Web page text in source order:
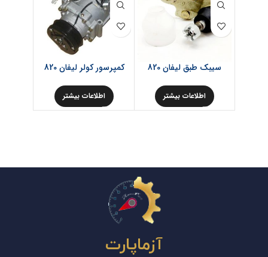
سیبک طبق لیفان 820
اطلاعات بیشتر
کمپرسور کولر لیفان 820
اطلاعات بیشتر
آزماپارت